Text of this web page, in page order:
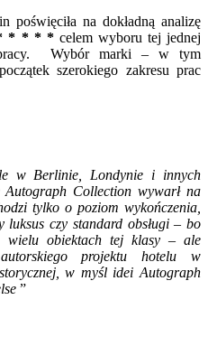
poświęciła na dokładną analizę
* * * *celem wyboru tej jednej
Wybór marki – w tym
szerokiego zakresu prac
w Berlinie, Londynie i innych
Autograph Collection wywarł na
tylko o poziom wykończenia,
luksus czy standard obsługi – bo
wielu obiektach tej klasy – ale
projektu hotelu w
w myśl idei Autograph
”